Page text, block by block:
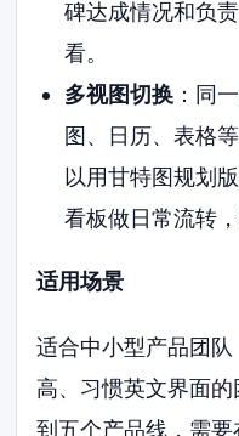
碑达成情况和负
看。
多视图切换：同
图、日历、表格
以用甘特图规划
看板做日常流转
适用场景
适合中小型产品团
高、习惯英文界面
到五个产品线，需